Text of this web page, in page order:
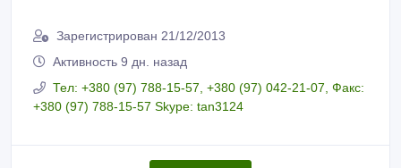
Зарегистрирован 21/12/2013
Активность 9 дн. назад
Тел: +380 (97) 788-15-57, +380 (97) 042-21-07, Факс:
+380 (97) 788-15-57 Skype: tan3124